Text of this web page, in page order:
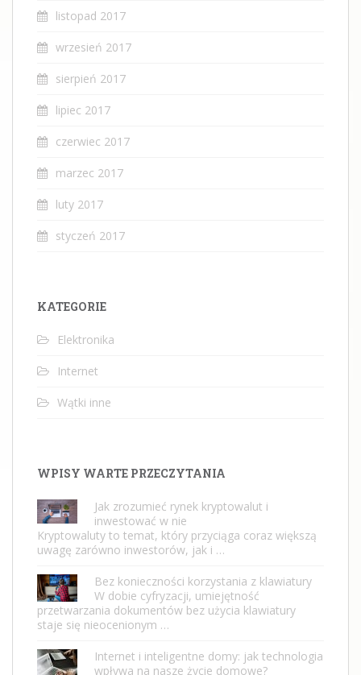
listopad 2017
wrzesień 2017
sierpień 2017
lipiec 2017
czerwiec 2017
marzec 2017
luty 2017
styczeń 2017
KATEGORIE
Elektronika
Internet
Wątki inne
WPISY WARTE PRZECZYTANIA
Jak zrozumieć rynek kryptowalut i
inwestować w nie
Kryptowaluty to temat, który przyciąga coraz większą
uwagę zarówno inwestorów, jak i …
Bez konieczności korzystania z klawiatury
W dobie cyfryzacji, umiejętność
przetwarzania dokumentów bez użycia klawiatury
staje się nieocenionym …
Internet i inteligentne domy: jak technologia
wpływa na nasze życie domowe?